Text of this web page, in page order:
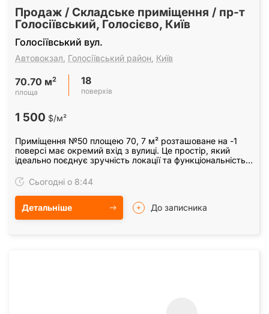
Продаж / Складське приміщення / пр-т
Голосіївський, Голосієво, Київ
Голосіївський вул.
Автовокзал Голосіївський район Київ
70.70 м2
площа
18
поверхів
1 500 $/м²
Приміщення №50 площею 70, 7 м² розташоване на -1
поверсі має окремий вхід з вулиці. Це простір, який
ідеально поєднує зручність локації та функціональність.
Сьогодні о 8:44
Детальніше До записника